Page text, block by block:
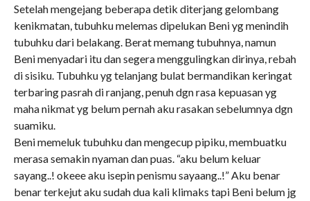
Setelah mengejang beberapa detik diterjang gelombang
kenikmatan, tubuhku melemas dipelukan Beni yg menindih
tubuhku dari belakang. Berat memang tubuhnya, namun
Beni menyadari itu dan segera menggulingkan dirinya, rebah
di sisiku. Tubuhku yg telanjang bulat bermandikan keringat
terbaring pasrah di ranjang, penuh dgn rasa kepuasan yg
maha nikmat yg belum pernah aku rasakan sebelumnya dgn
suamiku.
Beni memeluk tubuhku dan mengecup pipiku, membuatku
merasa semakin nyaman dan puas. “aku belum keluar
sayang..! okeee aku isepin penismu sayaang..!” Aku benar
benar terkejut aku sudah dua kali klimaks tapi Beni belum jg